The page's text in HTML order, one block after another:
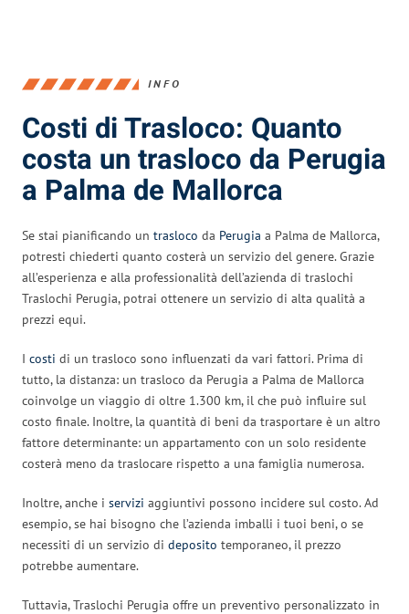
INFO
Costi di Trasloco: Quanto
costa un trasloco da Perugia
a Palma de Mallorca
Se stai pianificando un trasloco da Perugia a Palma de Mallorca,
potresti chiederti quanto costerà un servizio del genere. Grazie
all’esperienza e alla professionalità dell’azienda di traslochi
Traslochi Perugia, potrai ottenere un servizio di alta qualità a
prezzi equi.
I costi di un trasloco sono influenzati da vari fattori. Prima di
tutto, la distanza: un trasloco da Perugia a Palma de Mallorca
coinvolge un viaggio di oltre 1.300 km, il che può influire sul
costo finale. Inoltre, la quantità di beni da trasportare è un altro
fattore determinante: un appartamento con un solo residente
costerà meno da traslocare rispetto a una famiglia numerosa.
Inoltre, anche i servizi aggiuntivi possono incidere sul costo. Ad
esempio, se hai bisogno che l’azienda imballi i tuoi beni, o se
necessiti di un servizio di deposito temporaneo, il prezzo
potrebbe aumentare.
Tuttavia, Traslochi Perugia offre un preventivo personalizzato in